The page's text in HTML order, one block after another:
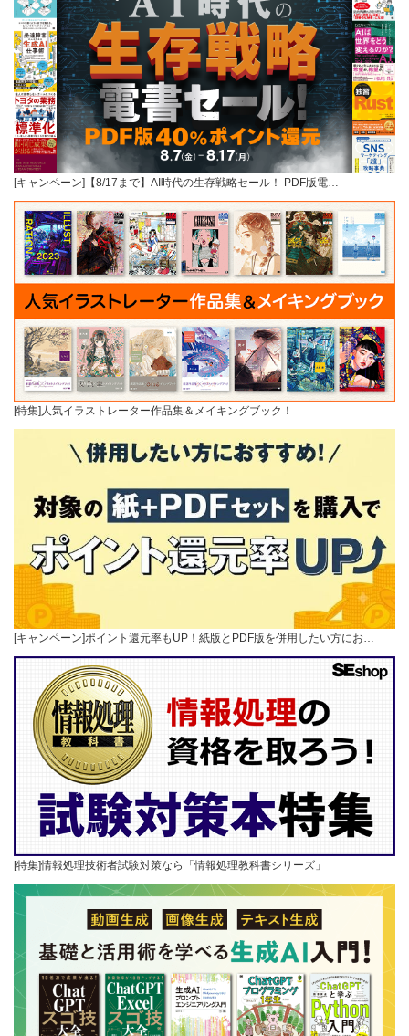
[キャンペーン]【8/17まで】AI時代の生存戦略セール！ PDF版電…
[特集]人気イラストレーター作品集＆メイキングブック！
[キャンペーン]ポイント還元率もUP！紙版とPDF版を併用したい方にお…
[特集]情報処理技術者試験対策なら「情報処理教科書シリーズ」